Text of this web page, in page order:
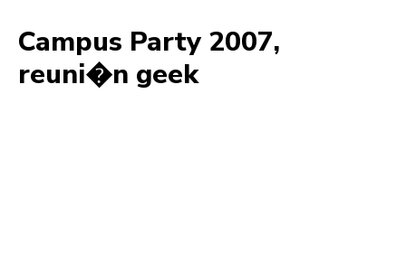
Campus Party 2007,
reuni�n geek